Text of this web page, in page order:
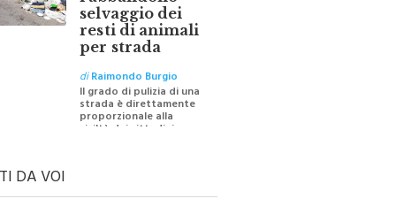
selvaggio dei
resti di animali
per strada
diRaimondo Burgio
Il grado di pulizia di una
strada è direttamente
proporzionale alla
civiltà dei cittadini
DA VOI